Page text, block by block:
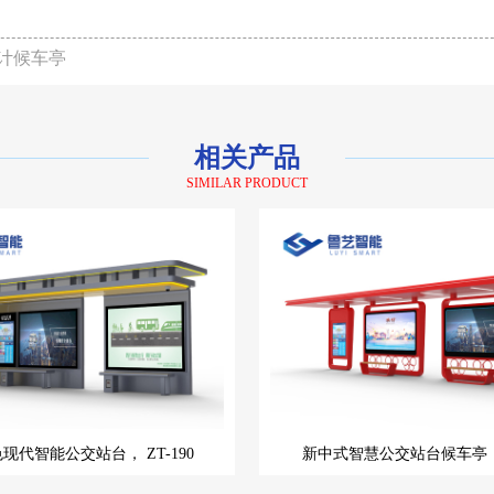
候车亭
相关产品
SIMILAR PRODUCT
代智能公交站台， ZT-190 新中式智慧公交站台候车亭